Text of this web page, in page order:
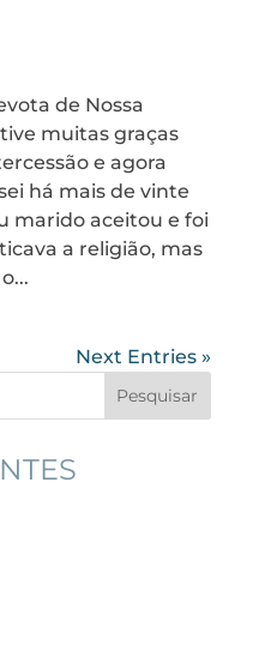
de Nossa
muitas graças
e agora
há mais de vinte
marido aceitou e foi
a religião, mas
Next Entries »